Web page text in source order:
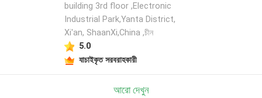
building 3rd floor ,Electronic
Industrial Park,Yanta District,
Xi'an, ShaanXi,China ,চীন
5.0
যাচাইকৃত সরবরাহকারী
আরো দেখুন